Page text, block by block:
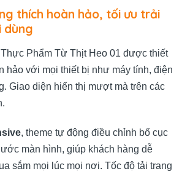
thích hoàn hảo, tối ưu trải
dùng
Phẩm Từ Thịt Heo 01 được thiết
hảo với mọi thiết bị như máy tính, điện
Giao diện hiển thị mượt mà trên các
, theme tự động điều chỉnh bố cục
màn hình, giúp khách hàng dễ
sắm mọi lúc mọi nơi. Tốc độ tải trang